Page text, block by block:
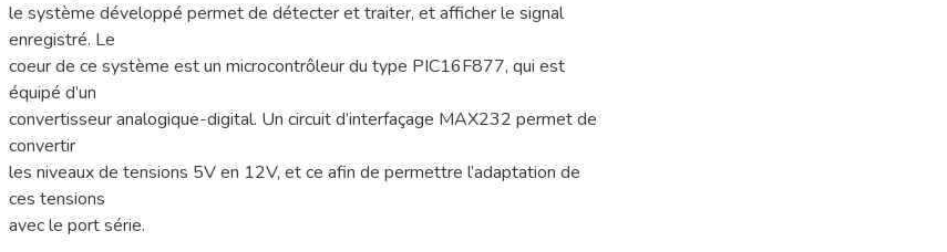
le système développé permet de détecter et traiter, et afficher le signal
enregistré. Le
coeur de ce système est un microcontrôleur du type PIC16F877, qui est
équipé d’un
convertisseur analogique-digital. Un circuit d’interfaçage MAX232 permet de
convertir
les niveaux de tensions 5V en 12V, et ce afin de permettre l’adaptation de
ces tensions
avec le port série.